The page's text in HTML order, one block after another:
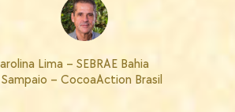
Lima – SEBRAE Bahia
– CocoaAction Brasil